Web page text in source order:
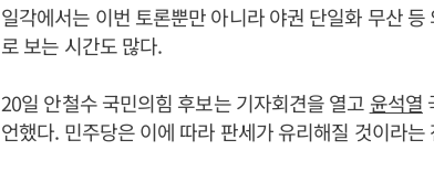
일각에서는 이번 토론뿐만 아니라 야권 단일화 무산
로 보는 시간도 많다.
20일 안철수 국민의힘 후보는 기자회견을 열고 윤석열
언했다. 민주당은 이에 따라 판세가 유리해질 것이라는